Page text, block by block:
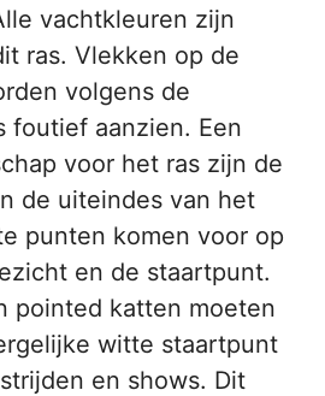
vachtkleuren zijn
ras. Vlekken op de
volgens de
foutief aanzien. Een
voor het ras zijn de
de uiteindes van het
punten komen voor op
en de staartpunt.
pointed katten moeten
witte staartpunt
en shows. Dit